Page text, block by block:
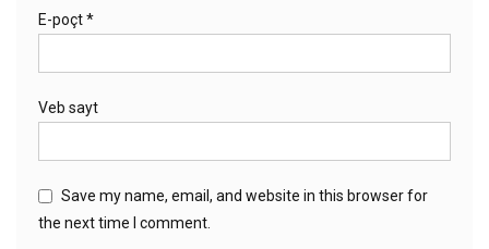
E-poçt*
Veb sayt
Save my name, email, and website in this browser for
the next time I comment.